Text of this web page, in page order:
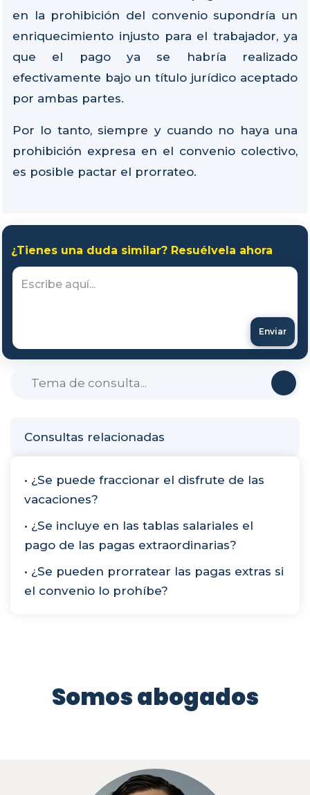
Consultas relacionadas
• ¿Se puede fraccionar el disfrute de las
vacaciones?
• ¿Se incluye en las tablas salariales el
pago de las pagas extraordinarias?
• ¿Se pueden prorratear las pagas extras si
el convenio lo prohíbe?
en la prohibición del convenio supondría un
enriquecimiento injusto para el trabajador, ya
que el pago ya se habría realizado
efectivamente bajo un título jurídico aceptado
por ambas partes.
Por lo tanto, siempre y cuando no haya una
prohibición expresa en el convenio colectivo,
es posible pactar el prorrateo.
¿Tienes una duda similar? Resuélvela ahora
Enviar
Somos abogados